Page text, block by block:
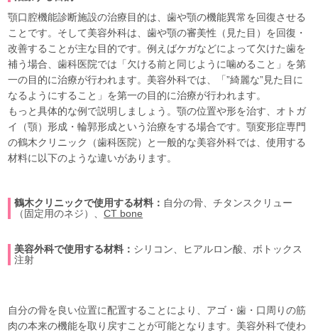
顎口腔機能診断施設の治療目的は、歯や顎の機能異常を回復させる
ことです。そして美容外科は、歯や顎の審美性（見た目）を回復・
改善することが主な目的です。例えばケガなどによって欠けた歯を
補う場合、歯科医院では「欠ける前と同じように噛めること」を第
一の目的に治療が行われます。美容外科では、「”綺麗な”見た目に
なるようにすること」を第一の目的に治療が行われます。
もっと具体的な例で説明しましょう。顎の位置や形を治す、オトガ
イ（顎）形成・輪郭形成という治療をする場合です。顎変形症専門
の鶴木クリニック（歯科医院）と一般的な美容外科では、使用する
材料に以下のような違いがあります。
鶴木クリニックで使用する材料： 自分の骨、チタンスクリュー
（固定用のネジ）、CT bone
美容外科で使用する材料： シリコン、ヒアルロン酸、ボトックス
注射
自分の骨を良い位置に配置することにより、アゴ・歯・口周りの筋
肉の本来の機能を取り戻すことが可能となります。美容外科で使わ